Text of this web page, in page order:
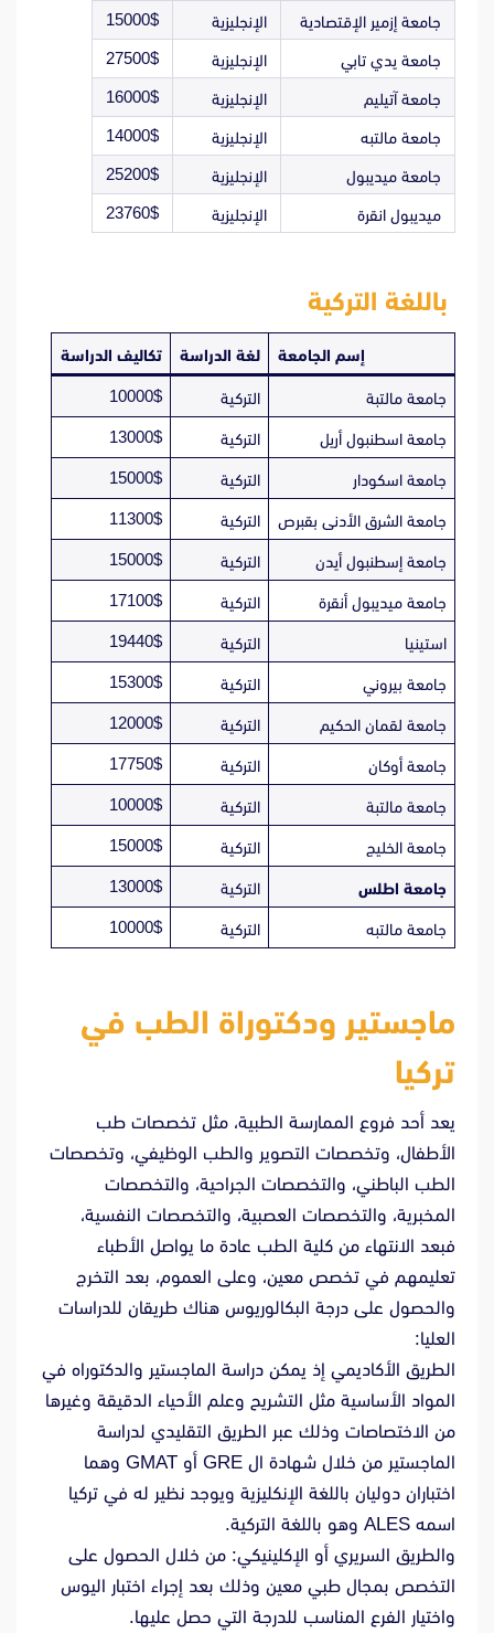
جامعة إزمير الإقتصادية الإنجليزية 15000$
جامعة يدي تابي الإنجليزية 27500$
جامعة آتيليم الإنجليزية 16000$
جامعة مالتبه الإنجليزية 14000$
جامعة ميديبول الإنجليزية 25200$
ميديبول انقرة الإنجليزية 23760$
باللغة التركية
إسم الجامعة لغة الدراسة تكاليف الدراسة
جامعة مالتبة التركية 10000$
جامعة اسطنبول أريل التركية 13000$
جامعة اسكودار التركية 15000$
جامعة الشرق الأدنى بقبرص التركية 11300$
جامعة إسطنبول أيدن التركية 15000$
جامعة ميديبول أنقرة التركية 17100$
استينيا التركية 19440$
جامعة بيروني التركية 15300$
جامعة لقمان الحكيم التركية 12000$
جامعة أوكان التركية 17750$
جامعة مالتبة التركية 10000$
جامعة الخليج التركية 15000$
جامعة اطلس التركية 13000$
جامعة مالتبه التركية 10000$
ماجستير ودكتوراة الطب في
تركيا
يعد أحد فروع الممارسة الطبية، مثل تخصصات طب
الأطفال، وتخصصات التصوير والطب الوظيفي، وتخصصات
الطب الباطني، والتخصصات الجراحية، والتخصصات
المخبرية، والتخصصات العصبية، والتخصصات النفسية،
فبعد الانتهاء من كلية الطب عادة ما يواصل الأطباء
تعليمهم في تخصص معين، وعلى العموم، بعد التخرج
والحصول على درجة البكالوريوس هناك طريقان للدراسات
العليا:
الطريق الأكاديمي إذ يمكن دراسة الماجستير والدكتوراه في
المواد الأساسية مثل التشريح وعلم الأحياء الدقيقة وغيرها
من الاختصاصات وذلك عبر الطريق التقليدي لدراسة
الماجستير من خلال شهادة ال GRE أو GMAT وهما
اختباران دوليان باللغة الإنكليزية ويوجد نظير له في تركيا
اسمه ALES وهو باللغة التركية.
والطريق السريري أو الإكلينيكي: من خلال الحصول على
التخصص بمجال طبي معين وذلك بعد إجراء اختبار اليوس
واختيار الفرع المناسب للدرجة التي حصل عليها.